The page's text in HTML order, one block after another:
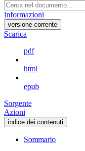
Informazioni
versione-corrente
Scarica
pdf
html
epub
Sorgente
Azioni
indice dei contenuti
Sommario